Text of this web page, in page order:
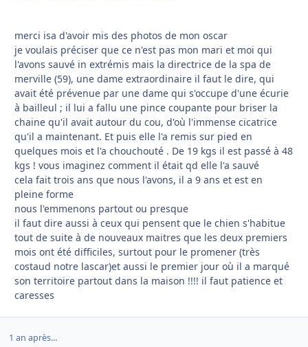
merci isa d'avoir mis des photos de mon oscar
je voulais préciser que ce n'est pas mon mari et moi qui
l'avons sauvé in extrémis mais la directrice de la spa de
merville (59), une dame extraordinaire il faut le dire, qui
avait été prévenue par une dame qui s'occupe d'une écurie
à bailleul ; il lui a fallu une pince coupante pour briser la
chaine qu'il avait autour du cou, d'où l'immense cicatrice
qu'il a maintenant. Et puis elle l'a remis sur pied en
quelques mois et l'a chouchouté . De 19 kgs il est passé à 48
kgs ! vous imaginez comment il était qd elle l'a sauvé
cela fait trois ans que nous l'avons, il a 9 ans et est en
pleine forme
nous l'emmenons partout ou presque
il faut dire aussi à ceux qui pensent que le chien s'habitue
tout de suite à de nouveaux maitres que les deux premiers
mois ont été difficiles, surtout pour le promener (très
costaud notre lascar)et aussi le premier jour où il a marqué
son territoire partout dans la maison !!!! il faut patience et
caresses
1 an après...